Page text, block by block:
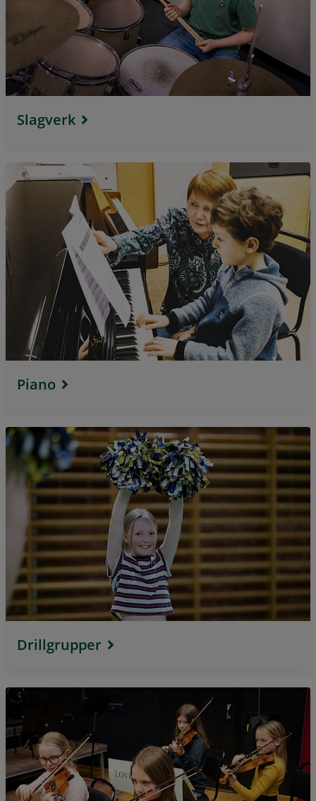
Slagverk
Piano
Drillgrupper